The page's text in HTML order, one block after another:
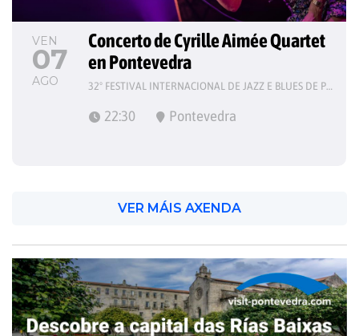
VEN
07
AGO
Concerto de Cyrille Aimée Quartet
en Pontevedra
32º FESTIVAL INTERNACIONAL DE JAZZ E BLUES DE PONTEVEDRA
22:30 Pontevedra
VER MÁIS AXENDA